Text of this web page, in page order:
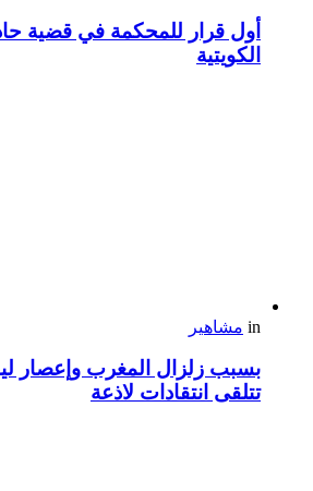
أول قرار للمحكمة في قضية
الكويتية
in مشاهير
بسبب زلزال المغرب وإعصار
تتلقى انتقادات لاذعة